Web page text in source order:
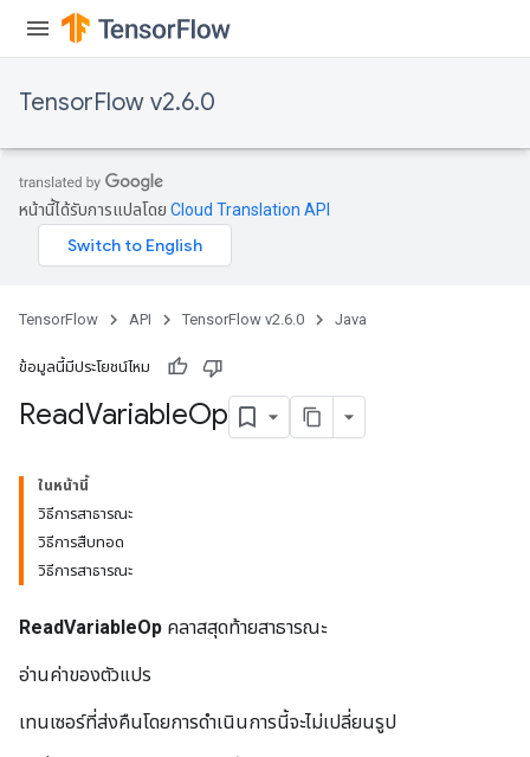
TensorFlow v2.6.0
หน้านี้ได้รับการแปลโดย Cloud Translation API
TensorFlow API TensorFlow v2.6.0 Java
ข้อมูลนี้มีประโยชน์ไหม
ReadVariableOp
ในหน้านี้
วิธีการสาธารณะ
วิธีการสืบทอด
วิธีการสาธารณะ
ReadVariableOp คลาสสุดท้ายสาธารณะ
อ่านค่าของตัวแปร
เทนเซอร์ที่ส่งคืนโดยการดำเนินการนี้จะไม่เปลี่ยนรูป